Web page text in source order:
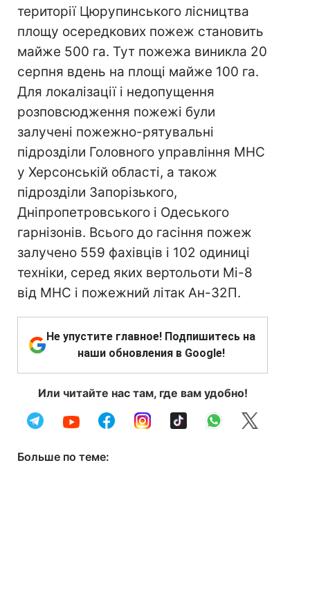
території Цюрупинського лісництва
площу осередкових пожеж становить
майже 500 га. Тут пожежа виникла 20
серпня вдень на площі майже 100 га.
Для локалізації і недопущення
розповсюдження пожежі були
залучені пожежно-рятувальні
підрозділи Головного управління МНС
у Херсонській області, а також
підрозділи Запорізького,
Дніпропетровського і Одеського
гарнізонів. Всього до гасіння пожеж
залучено 559 фахівців і 102 одиниці
техніки, серед яких вертольоти Мі-8
від МНС і пожежний літак Ан-32П.
Не упустите главное! Подпишитесь на
наши обновления в Google!
Или читайте нас там, где вам удобно!
Больше по теме: